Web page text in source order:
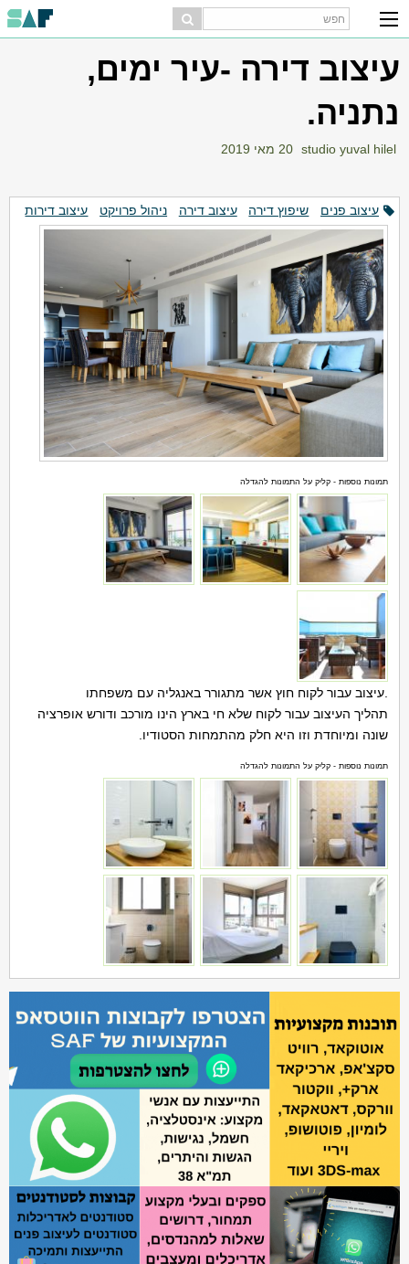
עיצוב דירה -עיר ימים,
נתניה.
studio yuval hilel 20 מאי 2019
עיצוב פנים שיפוץ דירה עיצוב דירה ניהול פרויקט עיצוב דירות
תמונות נוספות - קליק על התמונות להגדלה
.עיצוב עבור לקוח חוץ אשר מתגורר באנגליה עם משפחתו
תהליך העיצוב עבור לקוח שלא חי בארץ הינו מורכב ודורש אופרציה
שונה ומיוחדת וזו היא חלק מהתמחות הסטודיו.
תמונות נוספות - קליק על התמונות להגדלה